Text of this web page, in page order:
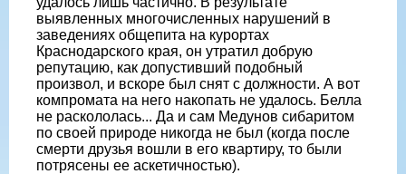
выявленных многочисленных нарушений в
заведениях общепита на курортах
Краснодарского края, он утратил добрую
репутацию, как допустивший подобный
произвол, и вскоре был снят с должности. А вот
компромата на него накопать не удалось. Белла
не раскололась... Да и сам Медунов сибаритом
по своей природе никогда не был (когда после
смерти друзья вошли в его квартиру, то были
потрясены ее аскетичностью).